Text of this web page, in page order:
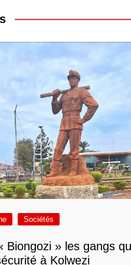
Sociétés
Biongozi » les gangs
à Kolwezi